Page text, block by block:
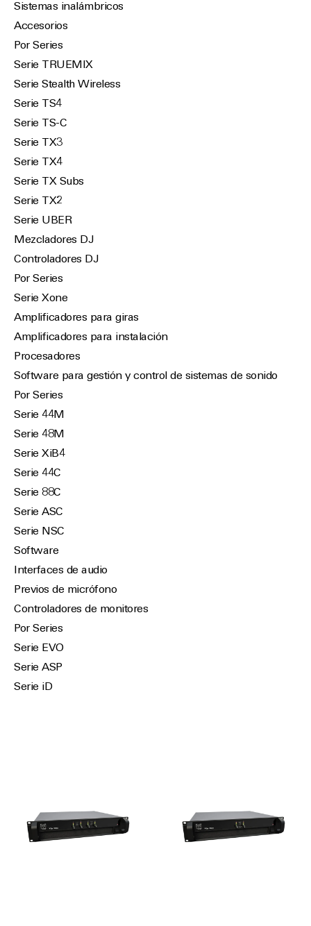
Sistemas inalámbricos
Accesorios
Por Series
Serie TRUEMIX
Serie Stealth Wireless
Serie TS4
Serie TS-C
Serie TX3
Serie TX4
Serie TX Subs
Serie TX2
Serie UBER
Mezcladores DJ
Controladores DJ
Por Series
Serie Xone
Amplificadores para giras
Amplificadores para instalación
Procesadores
Software para gestión y control de sistemas de sonido
Por Series
Serie 44M
Serie 48M
Serie XiB4
Serie 44C
Serie 88C
Serie ASC
Serie NSC
Software
Interfaces de audio
Previos de micrófono
Controladores de monitores
Por Series
Serie EVO
Serie ASP
Serie iD